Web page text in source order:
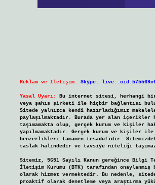
Reklam ve İletişim: Skype:
Yasal Uyarı:
Bu internet sitesi, herhangi bir
veya şahıs şirketi ile hiçbir bağlantısı
Sitede yalnızca kendi hazırladığımız
paylaşılmaktadır. Burada yer alan
taşımamakta olup, gerçek kurum ve kişiler
yapılmamaktadır. Gerçek kurum ve kişiler
benzerlikleri tamamen tesadüfidir.
taslak halindedir ve tavsiye niteliği
Sitemiz, 5651 Sayılı Kanun gereğince Bilgi
İletişim Kurumu (BTK) tarafından onaylanmış
olarak hizmet vermektedir. Bu nedenle,
proaktif olarak denetleme veya araştırma